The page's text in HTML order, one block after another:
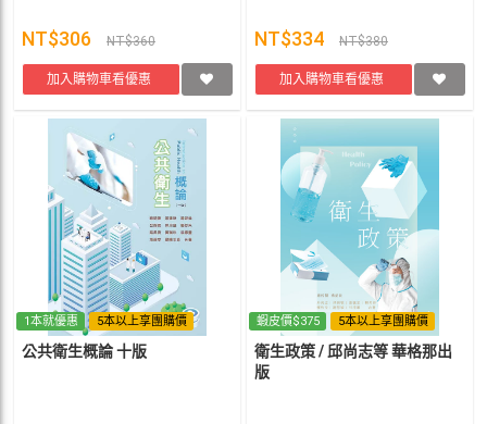
NT$306 NT$360
加入購物車看優惠
NT$334 NT$380
加入購物車看優惠
1本就優惠 5本以上享團購價
公共衛生概論 十版
蝦皮價$375 5本以上享團購價
衛生政策 / 邱尚志等 華格那出
版